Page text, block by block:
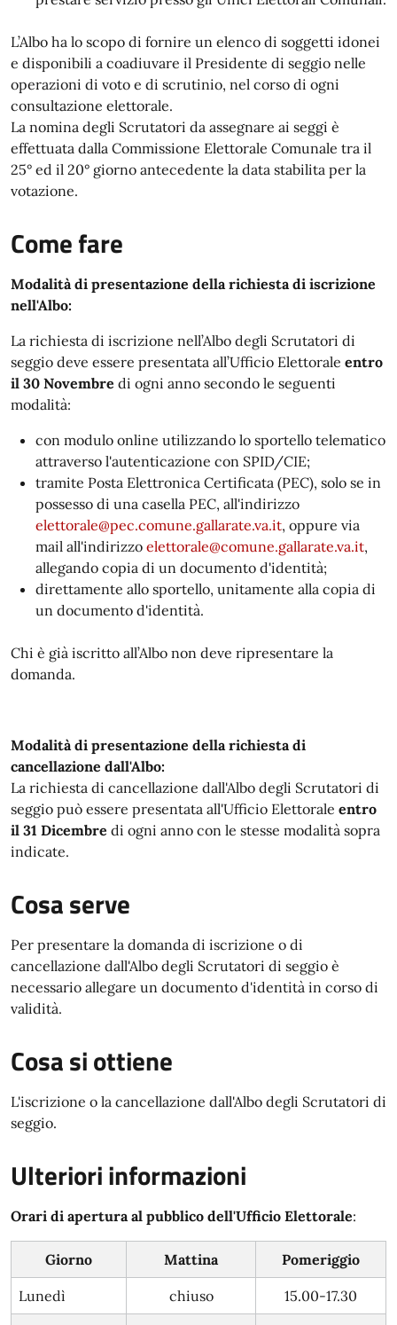
L’Albo ha lo scopo di fornire un elenco di soggetti idonei
e disponibili a coadiuvare il Presidente di seggio nelle
operazioni di voto e di scrutinio, nel corso di ogni
consultazione elettorale.
La nomina degli Scrutatori da assegnare ai seggi è
effettuata dalla Commissione Elettorale Comunale tra il
25° ed il 20° giorno antecedente la data stabilita per la
votazione.
Come fare
Modalità di presentazione della richiesta di iscrizione
nell'Albo:
La richiesta di iscrizione nell’Albo degli Scrutatori di
seggio deve essere presentata all’Ufficio Elettorale entro
il 30 Novembre di ogni anno secondo le seguenti
modalità:
con modulo online utilizzando lo sportello telematico
attraverso l'autenticazione con SPID/CIE;
tramite Posta Elettronica Certificata (PEC), solo se in
possesso di una casella PEC, all'indirizzo
elettorale@pec.comune.gallarate.va.it, oppure via
mail all'indirizzo elettorale@comune.gallarate.va.it,
allegando copia di un documento d'identità;
direttamente allo sportello, unitamente alla copia di
un documento d'identità.
Chi è già iscritto all’Albo non deve ripresentare la
domanda.
Modalità di presentazione della richiesta di
cancellazione dall'Albo:
La richiesta di cancellazione dall'Albo degli Scrutatori di
seggio può essere presentata all'Ufficio Elettorale entro
il 31 Dicembre di ogni anno con le stesse modalità sopra
indicate.
Cosa serve
Per presentare la domanda di iscrizione o di
cancellazione dall'Albo degli Scrutatori di seggio è
necessario allegare un documento d'identità in corso di
validità.
Cosa si ottiene
L'iscrizione o la cancellazione dall'Albo degli Scrutatori di
seggio.
Ulteriori informazioni
Orari di apertura al pubblico dell'Ufficio Elettorale:
Giorno Mattina Pomeriggio
Lunedì chiuso 15.00-17.30